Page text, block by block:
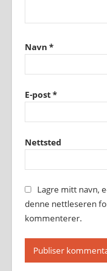
Navn *
E-post*
Nettsted
Lagre mitt navn,
denne nettleseren
kommenterer.